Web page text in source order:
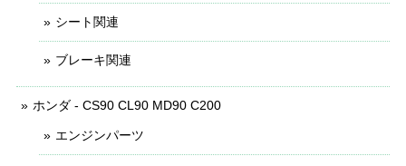
シート関連
ブレーキ関連
ホンダ - CS90 CL90 MD90 C200
エンジンパーツ